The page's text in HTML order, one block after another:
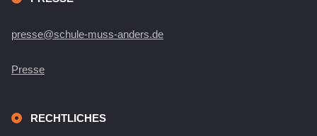
presse@schule-muss-anders.de
Presse
RECHTLICHES